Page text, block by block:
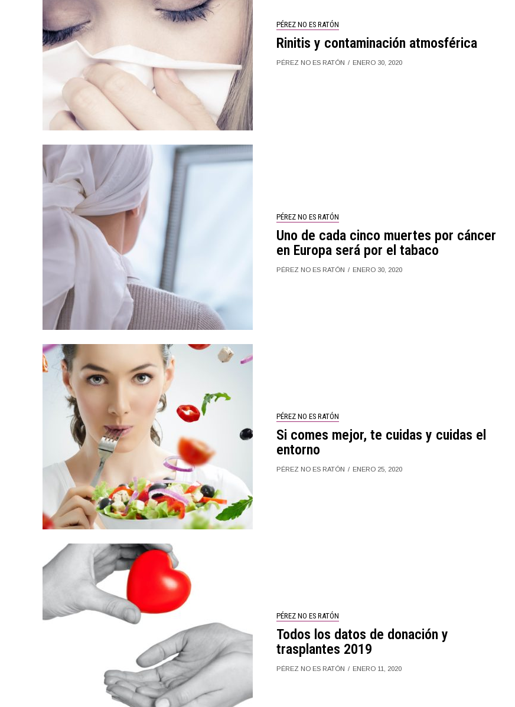
PÉREZ NO ES RATÓN
Rinitis y contaminación atmosférica
PÉREZ NO ES RATÓN ENERO 30, 2020
PÉREZ NO ES RATÓN
Uno de cada cinco muertes por cáncer
en Europa será por el tabaco
PÉREZ NO ES RATÓN ENERO 30, 2020
PÉREZ NO ES RATÓN
Si comes mejor, te cuidas y cuidas el
entorno
PÉREZ NO ES RATÓN ENERO 25, 2020
PÉREZ NO ES RATÓN
Todos los datos de donación y
trasplantes 2019
PÉREZ NO ES RATÓN ENERO 11, 2020